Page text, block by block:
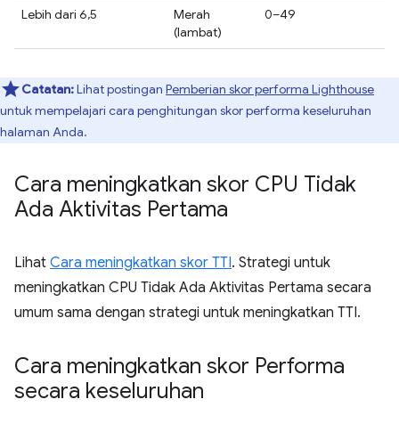
Lebih dari 6,5
Merah
(lambat)
0–49
Catatan:Lihat postingan Pemberian skor performa Lighthouse
untuk mempelajari cara penghitungan skor performa keseluruhan
halaman Anda.
Cara meningkatkan skor CPU Tidak
Ada Aktivitas Pertama
Lihat Cara meningkatkan skor TTI. Strategi untuk
meningkatkan CPU Tidak Ada Aktivitas Pertama secara
umum sama dengan strategi untuk meningkatkan TTI.
Cara meningkatkan skor Performa
secara keseluruhan